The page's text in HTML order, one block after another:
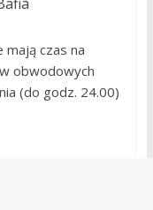
czas na
obwodowych
(do godz. 24.00)